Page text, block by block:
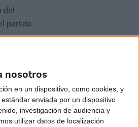
nosotros
en un dispositivo, como cookies, y
enviada por un dispositivo
investigación de audiencia y
utilizar datos de localización
del
partido